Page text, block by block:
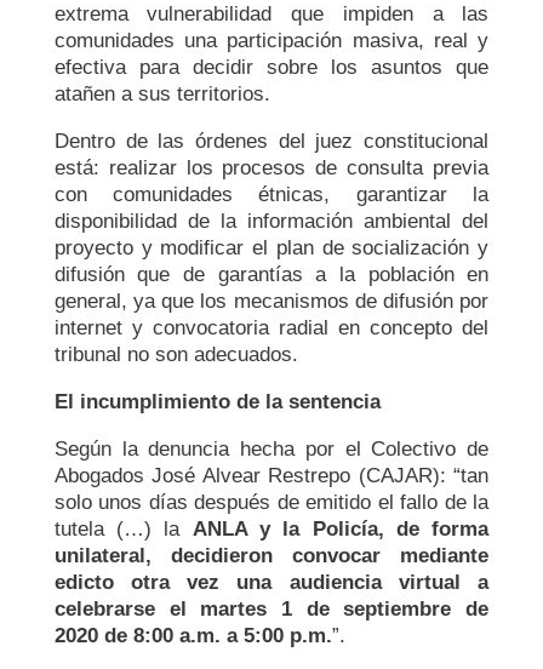
extrema vulnerabilidad que impiden a las
comunidades una participación masiva, real y
efectiva para decidir sobre los asuntos que
atañen a sus territorios.
Dentro de las órdenes del juez constitucional
está: realizar los procesos de consulta previa
con comunidades étnicas, garantizar la
disponibilidad de la información ambiental del
proyecto y modificar el plan de socialización y
difusión que de garantías a la población en
general, ya que los mecanismos de difusión por
internet y convocatoria radial en concepto del
tribunal no son adecuados.
El incumplimiento de la sentencia
Según la denuncia hecha por el Colectivo de
Abogados José Alvear Restrepo (CAJAR): “tan
solo unos días después de emitido el fallo de la
tutela (…) la ANLA y la Policía, de forma
unilateral, decidieron convocar mediante
edicto otra vez una audiencia virtual a
celebrarse el martes 1 de septiembre de
2020 de 8:00 a.m. a 5:00 p.m.”.